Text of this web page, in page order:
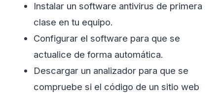
Instalar un software antivirus de primera
clase en tu equipo.
Configurar el software para que se
actualice de forma automática.
Descargar un analizador para que se
compruebe si el código de un sitio web